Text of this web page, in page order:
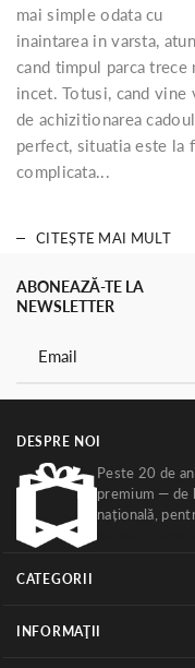
mai simple odata cu
inaintarea in varsta,
cand timpul parca trece
incet. Totusi, cand vine
de achizitionarea
perfect, situatia este la
complicata...
CITEȘTE MAI MULT
ABONEAZĂ-TE LA
NEWSLETTER
DESPRE NOI
Peste 20 de
premium — de
națională,
CATEGORII
INFORMAŢII